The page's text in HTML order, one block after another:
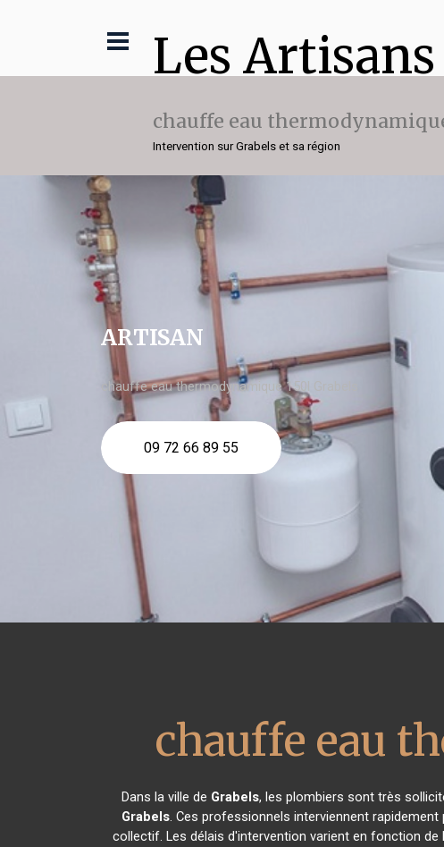
Les Artisans
chauffe eau
Intervention sur Grabels et sa région
ARTISAN
chauffe eau thermodynamique 150l Grabels
09 72 66 89 55
chauffe eau
Dans la ville de Grabels, les plombiers sont très
Grabels. Ces professionnels interviennent
collectif. Les délais d'intervention varient en fonction